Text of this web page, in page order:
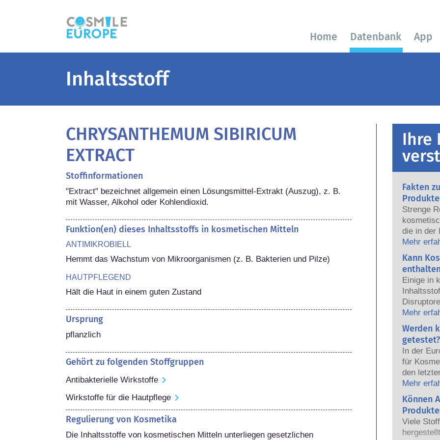
Home Datenbank App
Inhaltsstoff
CHRYSANTHEMUM SIBIRICUM
EXTRACT
Stoffinformationen
"Extract" bezeichnet allgemein einen Lösungsmittel-Extrakt (Auszug), z. B.
mit Wasser, Alkohol oder Kohlendioxid.
Funktion(en) dieses Inhaltsstoffs in kosmetischen Mitteln
ANTIMIKROBIELL
Hemmt das Wachstum von Mikroorganismen (z. B. Bakterien und Pilze)
HAUTPFLEGEND
Hält die Haut in einem guten Zustand
Ursprung
pflanzlich
Gehört zu folgenden Stoffgruppen
Antibakterielle Wirkstoffe
Wirkstoffe für die Hautpflege
Regulierung von Kosmetika
Die Inhaltsstoffe von kosmetischen Mitteln unterliegen gesetzlichen
Ihre
Fakten
Strenge
die in der
sicher für
Die
Mehr
Kann
Einige in
haben,
Hormone
das
heißt das
auch
sehr
zumeist
jemals
Produkte
Mehr
Werden
In der
für
den
dem
von
Mehr
Können
Viele